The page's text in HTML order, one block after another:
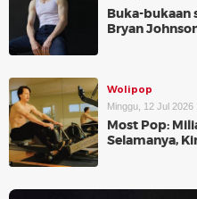
Buka-bukaan
Bryan
Wolipop
Minggu, 12 Jul 2026
Most Pop:
Selamanya,